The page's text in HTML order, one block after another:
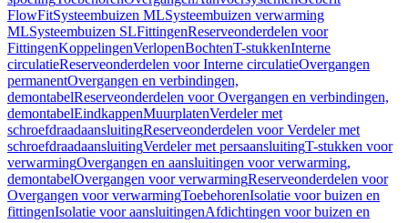
FlowFitSysteembuizen MLSysteembuizen verwarming
MLSysteembuizen SLFittingenReserveonderdelen voor
FittingenKoppelingenVerlopenBochtenT-stukkenInterne
circulatieReserveonderdelen voor Interne circulatieOvergangen
permanentOvergangen en verbindingen,
demontabelReserveonderdelen voor Overgangen en verbindingen,
demontabelEindkappenMuurplatenVerdeler met
schroefdraadaansluitingReserveonderdelen voor Verdeler met
schroefdraadaansluitingVerdeler met persaansluitingT-stukken voor
verwarmingOvergangen en aansluitingen voor verwarming,
demontabelOvergangen voor verwarmingReserveonderdelen voor
Overgangen voor verwarmingToebehorenIsolatie voor buizen en
fittingenIsolatie voor aansluitingenAfdichtingen voor buizen en